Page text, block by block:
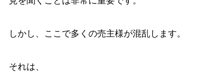
しかし、ここで多くの売主様が混乱します。
それは、